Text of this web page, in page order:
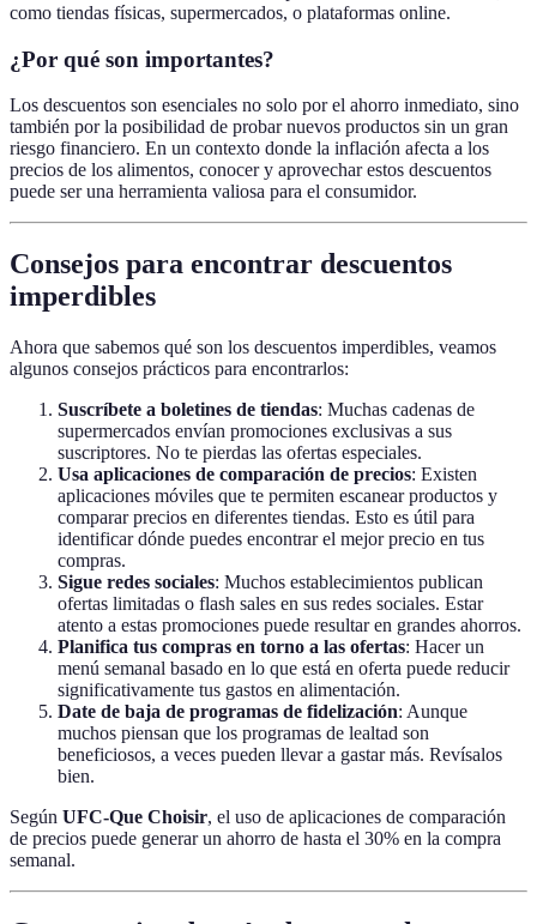
como tiendas físicas, supermercados, o plataformas online.
¿Por qué son importantes?
Los descuentos son esenciales no solo por el ahorro inmediato, sino
también por la posibilidad de probar nuevos productos sin un gran
riesgo financiero. En un contexto donde la inflación afecta a los
precios de los alimentos, conocer y aprovechar estos descuentos
puede ser una herramienta valiosa para el consumidor.
Consejos para encontrar descuentos
imperdibles
Ahora que sabemos qué son los descuentos imperdibles, veamos
algunos consejos prácticos para encontrarlos:
Suscríbete a boletines de tiendas: Muchas cadenas de
supermercados envían promociones exclusivas a sus
suscriptores. No te pierdas las ofertas especiales.
Usa aplicaciones de comparación de precios: Existen
aplicaciones móviles que te permiten escanear productos y
comparar precios en diferentes tiendas. Esto es útil para
identificar dónde puedes encontrar el mejor precio en tus
compras.
Sigue redes sociales: Muchos establecimientos publican
ofertas limitadas o flash sales en sus redes sociales. Estar
atento a estas promociones puede resultar en grandes ahorros.
Planifica tus compras en torno a las ofertas: Hacer un
menú semanal basado en lo que está en oferta puede reducir
significativamente tus gastos en alimentación.
Date de baja de programas de fidelización: Aunque
muchos piensan que los programas de lealtad son
beneficiosos, a veces pueden llevar a gastar más. Revísalos
bien.
Según UFC-Que Choisir, el uso de aplicaciones de comparación
de precios puede generar un ahorro de hasta el 30% en la compra
semanal.